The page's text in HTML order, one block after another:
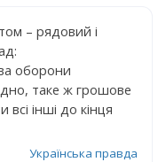
– рядовий і
оборони
таке ж грошове
інші до кінця
Українська правда